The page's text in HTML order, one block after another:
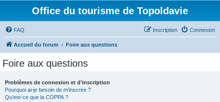
Office du tourisme de Topoldavie
FAQ Connexion
Inscription
Accueil du forum Foire aux questions
Foire aux questions
Problèmes de connexion et d’inscription
Pourquoi ai-je besoin de m’inscrire ?
Qu’est-ce que la COPPA ?